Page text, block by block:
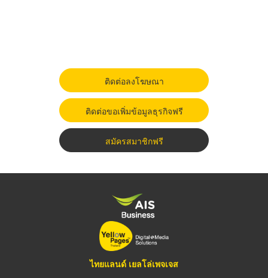
ติดต่อลงโฆษณา
ติดต่อขอเพิ่มข้อมูลธุรกิจฟรี
สมัครสมาชิกฟรี
ไทยแลนด์ เยลโล่เพจเจส